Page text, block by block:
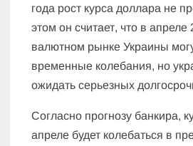
года рост курса доллара не
этом он считает, что в апреле
валютном рынке Украины
временные колебания, но
ожидать серьезных
Согласно прогнозу банкира,
апреле будет колебаться в